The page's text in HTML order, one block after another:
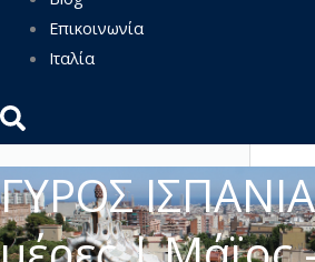
Επικοινωνία
Ιταλία
ΓΥΡΟΣ